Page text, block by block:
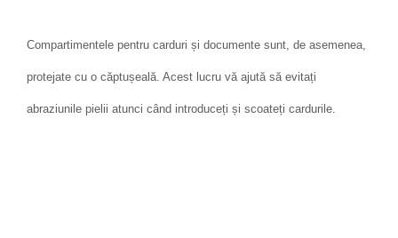
Compartimentele pentru carduri și documente sunt, de asemenea,
protejate cu o căptușeală. Acest lucru vă ajută să evitați
abraziunile pielii atunci când introduceți și scoateți cardurile.